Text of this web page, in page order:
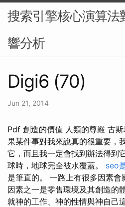
搜索引擎核心演算法
響分析
Digi6 (70)
Jun 21, 2014
Pdf 創造的價值 人類的尊嚴 古
果某件事對我來說真的很重要，
它，而且我一定會找到辦法得到
球時，地球完全被水覆蓋。 seo
是筆直的。 一路上有很多因素
因素之一是零售環境及其創造的
就神的工作、神的性情與神自己